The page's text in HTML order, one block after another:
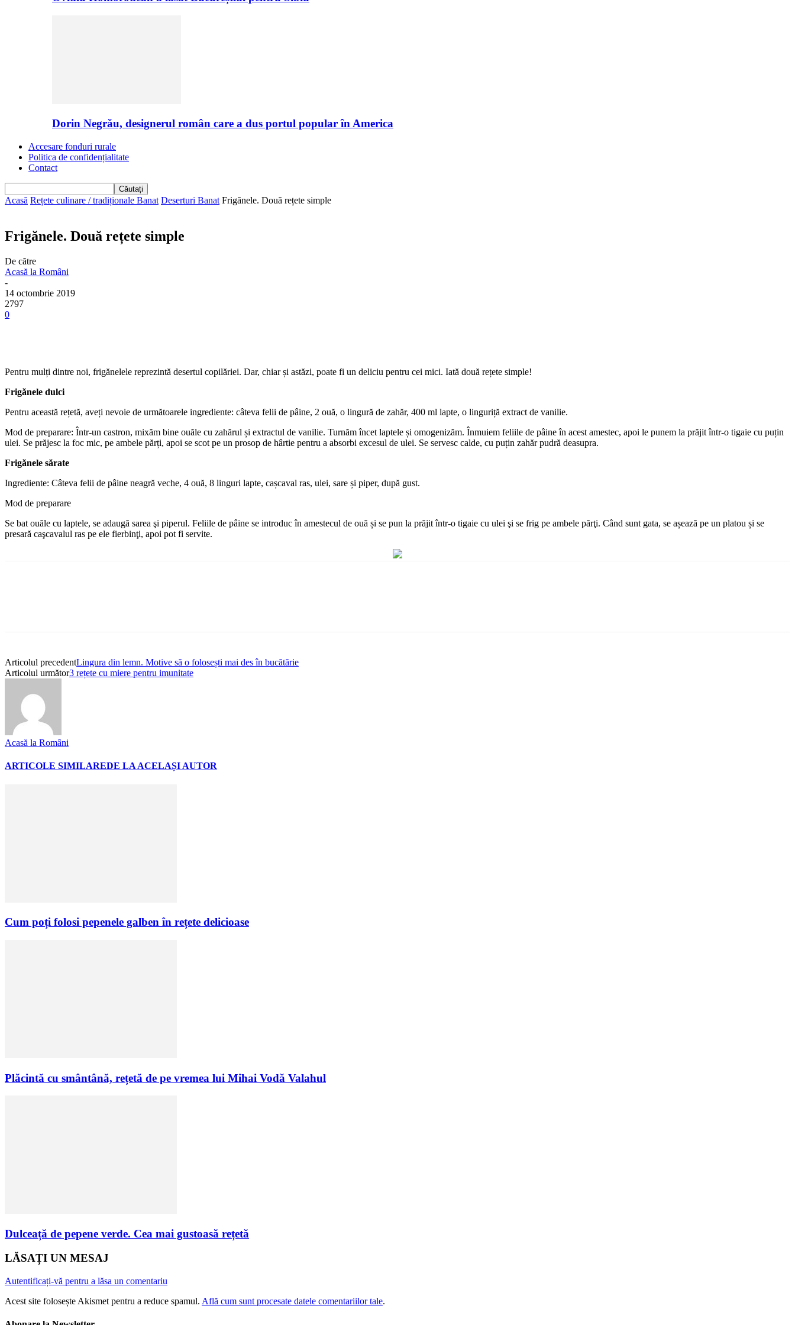
Dorin Negrău, designerul român care a dus portul popular în America
Accesare fonduri rurale
Politica de confidențialitate
Contact
Acasă Rețete culinare / tradiționale Banat Deserturi Banat Frigănele. Două rețete simple
Frigănele. Două rețete simple
De către
Acasă la Români
-
14 octombrie 2019
2797
0
Pentru mulți dintre noi, frigănelele reprezintă desertul copilăriei. Dar, chiar și astăzi, poate fi un deliciu pentru cei mici. Iată două rețete simple!
Frigănele dulci
Pentru această rețetă, aveți nevoie de următoarele ingrediente: câteva felii de pâine, 2 ouă, o lingură de zahăr, 400 ml lapte, o linguriță extract de vanilie.
Mod de preparare: Într-un castron, mixăm bine ouăle cu zahărul și extractul de vanilie. Turnăm încet laptele și omogenizăm. Înmuiem feliile de pâine în acest amestec, apoi le punem la prăjit într-o tigaie cu puțin
ulei. Se prăjesc la foc mic, pe ambele părți, apoi se scot pe un prosop de hârtie pentru a absorbi excesul de ulei. Se servesc calde, cu puțin zahăr pudră deasupra.
Frigănele sărate
Ingrediente: Câteva felii de pâine neagră veche, 4 ouă, 8 linguri lapte, cașcaval ras, ulei, sare și piper, după gust.
Mod de preparare
Se bat ouăle cu laptele, se adaugă sarea şi piperul. Feliile de pâine se introduc în amestecul de ouă și se pun la prăjit într-o tigaie cu ulei şi se frig pe ambele părţi. Când sunt gata, se așează pe un platou și se
presară caşcavalul ras pe ele fierbinţi, apoi pot fi servite.
Articolul precedentLingura din lemn. Motive să o folosești mai des în bucătărie
Articolul următor3 rețete cu miere pentru imunitate
Acasă la Români
ARTICOLE SIMILAREDE LA ACELAȘI AUTOR
Cum poți folosi pepenele galben în rețete delicioase
Plăcintă cu smântână, rețetă de pe vremea lui Mihai Vodă Valahul
Dulceață de pepene verde. Cea mai gustoasă rețetă
LĂSAȚI UN MESAJ
Autentificați-vă pentru a lăsa un comentariu
Acest site folosește Akismet pentru a reduce spamul. Află cum sunt procesate datele comentariilor tale.